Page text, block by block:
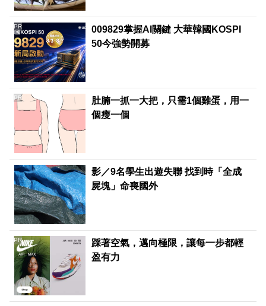
009829掌握AI關鍵 大華韓國KOSPI
50今強勢開募
PR
肚腩一抓一大把，只需1個雞蛋，用一
個瘦一個
PR
影／9名學生出遊失聯 找到時「全成
屍塊」命喪國外
踩著空氣，邁向極限，讓每一步都輕
盈有力
PR